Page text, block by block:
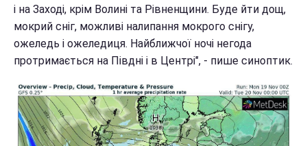
і на Заході, крім Волині та Рівненщини. Буде йти дощ,
мокрий сніг, можливі налипання мокрого снігу,
ожеледь і ожеледиця. Найближчої ночі негода
протримається на Півдні і в Центрі", - пише синоптик.